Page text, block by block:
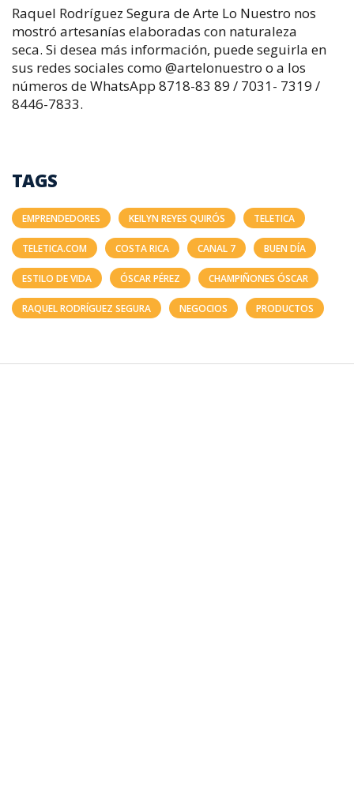
Raquel Rodríguez Segura de Arte Lo Nuestro nos
mostró artesanías elaboradas con naturaleza
seca. Si desea más información, puede seguirla en
sus redes sociales como @artelonuestro o a los
números de WhatsApp 8718-83 89 / 7031- 7319 /
8446-7833.
TAGS
EMPRENDEDORES KEILYN REYES QUIRÓS TELETICA
TELETICA.COM COSTA RICA CANAL 7 BUEN DÍA
ESTILO DE VIDA ÓSCAR PÉREZ CHAMPIÑONES ÓSCAR
RAQUEL RODRÍGUEZ SEGURA NEGOCIOS PRODUCTOS